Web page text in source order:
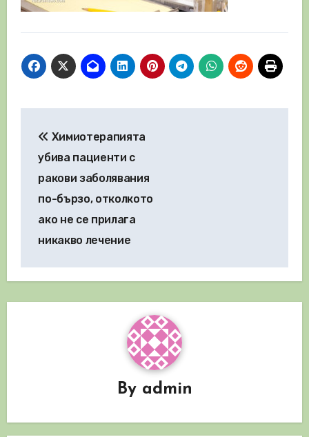
Химиотерапията
убива пациенти с
ракови заболявания
по-бързо, отколкото
ако не се прилага
никакво лечение
By admin